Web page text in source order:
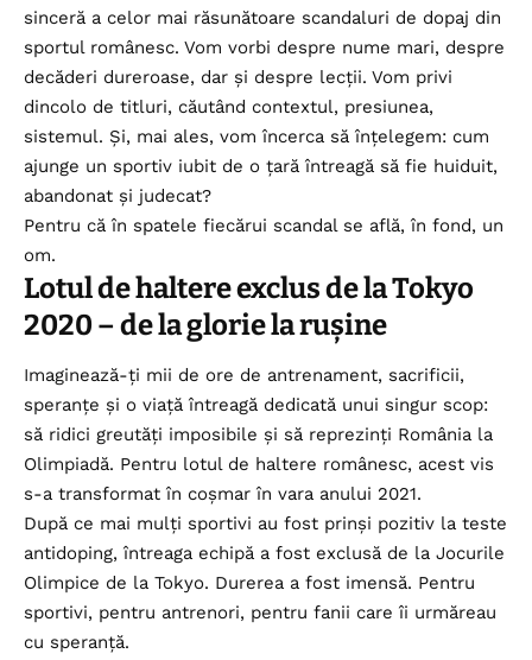
sinceră a celor mai răsunătoare scandaluri de dopaj din
sportul românesc. Vom vorbi despre nume mari, despre
decăderi dureroase, dar și despre lecții. Vom privi
dincolo de titluri, căutând contextul, presiunea,
sistemul. Și, mai ales, vom încerca să înțelegem: cum
ajunge un sportiv iubit de o țară întreagă să fie huiduit,
abandonat și judecat?
Pentru că în spatele fiecărui scandal se află, în fond, un
om.
Lotul de haltere exclus de la Tokyo
2020 – de la glorie la rușine
Imaginează-ți mii de ore de antrenament, sacrificii,
speranțe și o viață întreagă dedicată unui singur scop:
să ridici greutăți imposibile și să reprezinți România la
Olimpiadă. Pentru lotul de haltere românesc, acest vis
s-a transformat în coșmar în vara anului 2021.
După ce mai mulți sportivi au fost prinși pozitiv la teste
antidoping, întreaga echipă a fost exclusă de la Jocurile
Olimpice de la Tokyo. Durerea a fost imensă. Pentru
sportivi, pentru antrenori, pentru fanii care îi urmăreau
cu speranță.